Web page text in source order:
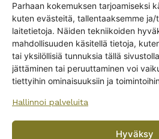
Parhaan kokemuksen tarjoamiseksi
kuten evästeitä, tallentaaksemme
laitetietoja. Näiden tekniikoiden
mahdollisuuden käsitellä tietoja,
tai yksilöllisiä tunnuksia tällä
jättäminen tai peruuttaminen voi
tiettyihin ominaisuuksiin ja
Hallinnoi palveluita
Hyväksy
Lautaset
Kannut ja kaatimet
Tarjoiluastiat
Muut ruoka-astioiden osat
Ruoka-astiastot
Kastikeastiat
Ruuanvalmistus
Get -
off?
Yes! I want the